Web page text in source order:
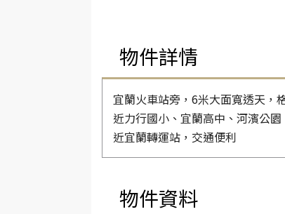
物件詳情
宜蘭火車站旁，6米大面寬透天，
近力行國小、宜蘭高中、河濱公
近宜蘭轉運站，交通便利
物件資料